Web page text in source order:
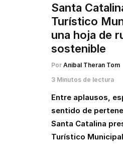
Santa
Turístico
una hoja de
sostenible
Por Anibal Theran Tom
3 Minutos de lectura
Entre aplausos,
sentido de
Santa Catalina
Turístico